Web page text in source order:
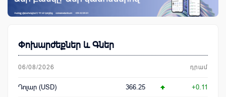
Փոխարժեքներ և Գներ
06/08/2026 դրամ
Դոլար (USD) 366.25 +0.11